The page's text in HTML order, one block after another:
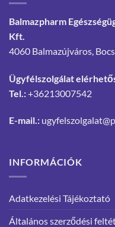
Balmazpharm
Kft.
4060 Balmazújváros,
Ügyfélszolgálat
Tel.:+36213007542
E-mail.:
INFORMÁCIÓK
Adatkezelési Tájékoztató
Általános szerződési